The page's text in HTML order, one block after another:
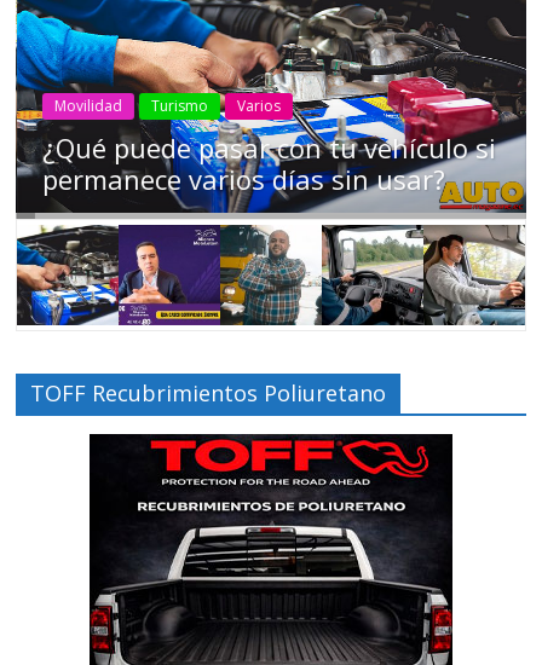
AEADE Industria Motociclismo Motos Movilidad
Campaña busca cambiar destino de
los motociclistas en la región
TOFF Recubrimientos Poliuretano